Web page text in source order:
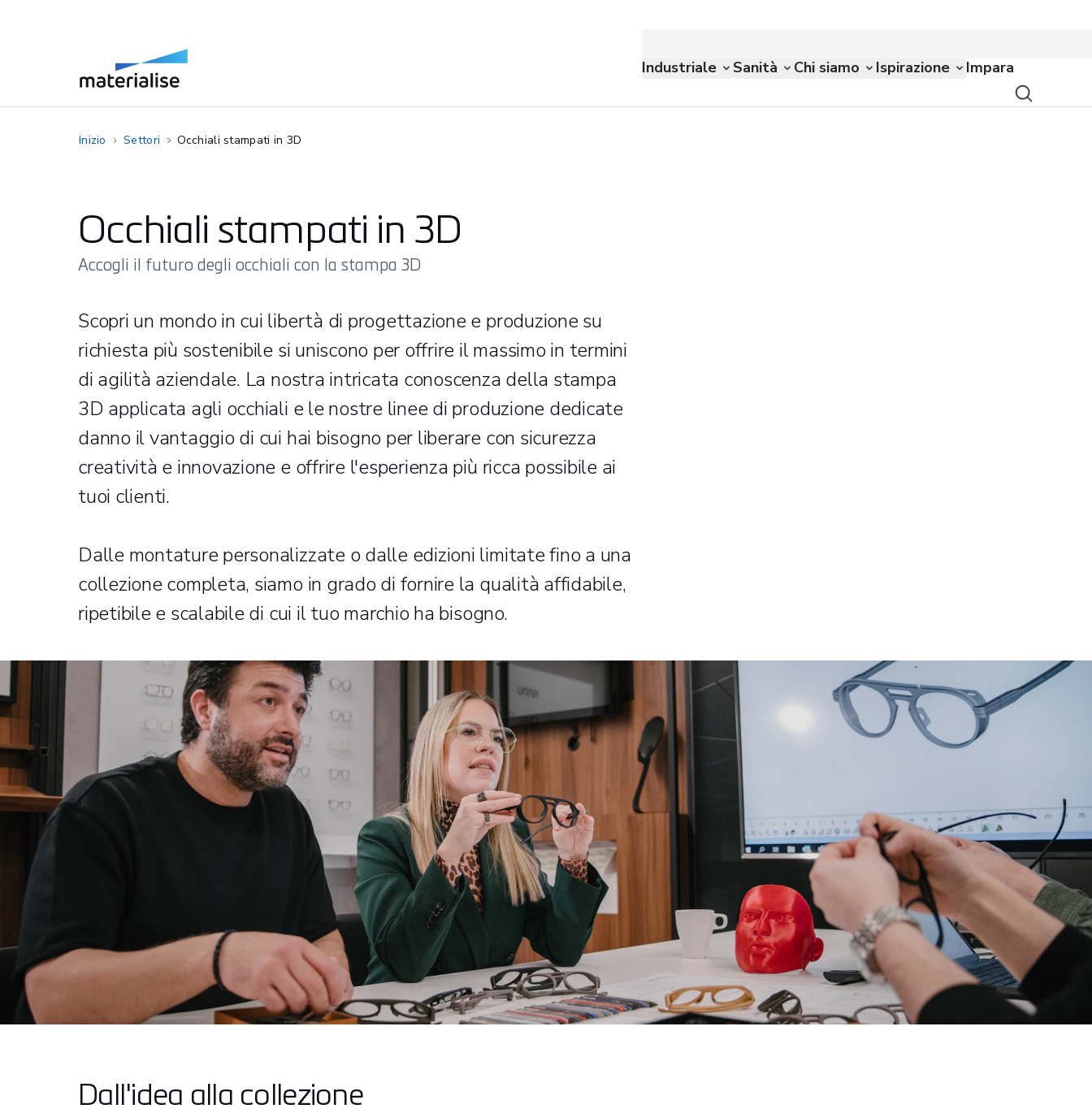
Industriale Sanità Chi siamo Ispirazione Impara
Inizio Settori Occhiali stampati in 3D
Occhiali stampati in 3D
Accogli il futuro degli occhiali con la stampa 3D
Scopri un mondo in cui libertà di progettazione e produzione su
richiesta più sostenibile si uniscono per offrire il massimo in termini
di agilità aziendale. La nostra intricata conoscenza della stampa
3D applicata agli occhiali e le nostre linee di produzione dedicate
danno il vantaggio di cui hai bisogno per liberare con sicurezza
creatività e innovazione e offrire l'esperienza più ricca possibile ai
tuoi clienti.
Dalle montature personalizzate o dalle edizioni limitate fino a una
collezione completa, siamo in grado di fornire la qualità affidabile,
ripetibile e scalabile di cui il tuo marchio ha bisogno.
Dall'idea alla collezione